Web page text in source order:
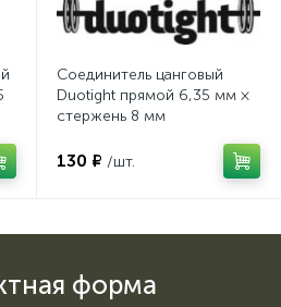
Соединитель цанговый
Duotight прямой 6,35 мм ×
стержень 8 мм
130 ₽ /шт.
форма